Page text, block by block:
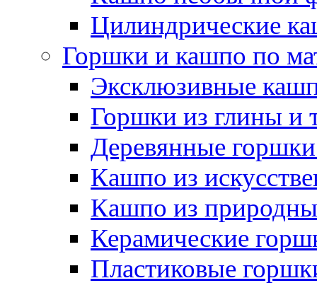
Цилиндрические
Горшки и кашпо по
Эксклюзивные
Горшки из глины и
Деревянные
Кашпо из
Кашпо из
Керамические
Пластиковые